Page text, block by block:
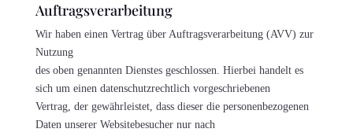
Auftragsverarbeitung
Wir haben einen Vertrag über Auftragsverarbeitung (AVV) zur
Nutzung
des oben genannten Dienstes geschlossen. Hierbei handelt es
sich um einen datenschutzrechtlich vorgeschriebenen
Vertrag, der gewährleistet, dass dieser die personenbezogenen
Daten unserer Websitebesucher nur nach